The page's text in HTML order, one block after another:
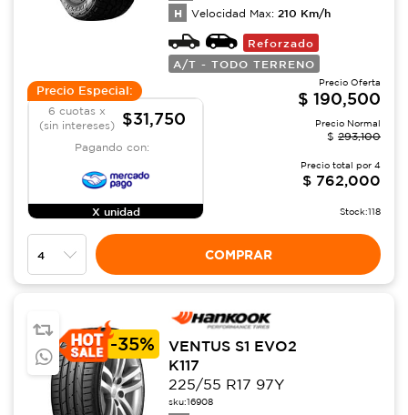
H Velocidad Max: 210 Km/h
Reforzado
A/T - TODO TERRENO
Precio Especial:
6 cuotas x
(sin intereses)
$31,750
Pagando con:
X unidad
Precio Oferta
$ 190,500
Precio Normal
$ 293,100
Precio total por 4
$ 762,000
Stock:118
COMPRAR
-35%
VENTUS S1 EVO2
K117
225/55 R17 97Y
sku:16908